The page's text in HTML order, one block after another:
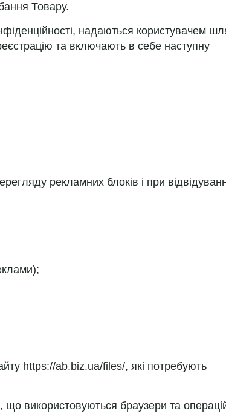
Товару.
надаються користувачем
та включають в себе наступну
рекламних блоків і при
https://ab.biz.ua/files/, які потребують
використовуються браузери та